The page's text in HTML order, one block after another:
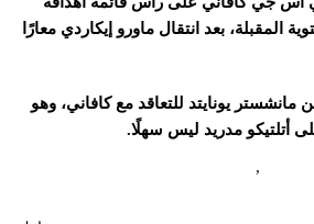
المقبلة، بعد انتقال ماورو إيكاردي معارًا
يونايتد للتعاقد مع كافاني، وهو
أتلتيكو مدريد ليس سهلًا.
,